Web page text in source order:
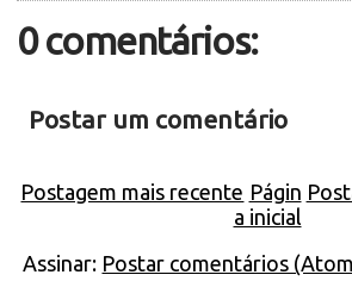
0 comentários:
Postar um comentário
Postagem mais recente Págin
a inicial
Assinar: Postar comentários